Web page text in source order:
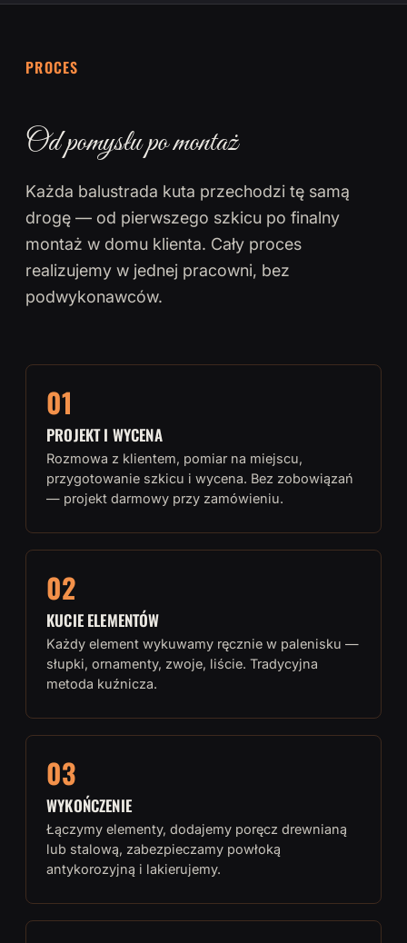
PROCES
Od pomysłu po montaż
Każda balustrada kuta przechodzi tę samą
drogę — od pierwszego szkicu po finalny
montaż w domu klienta. Cały proces
realizujemy w jednej pracowni, bez
podwykonawców.
01
PROJEKT I WYCENA
Rozmowa z klientem, pomiar na miejscu,
przygotowanie szkicu i wycena. Bez zobowiązań
— projekt darmowy przy zamówieniu.
02
KUCIE ELEMENTÓW
Każdy element wykuwamy ręcznie w palenisku —
słupki, ornamenty, zwoje, liście. Tradycyjna
metoda kuźnicza.
03
WYKOŃCZENIE
Łączymy elementy, dodajemy poręcz drewnianą
lub stalową, zabezpieczamy powłoką
antykorozyjną i lakierujemy.